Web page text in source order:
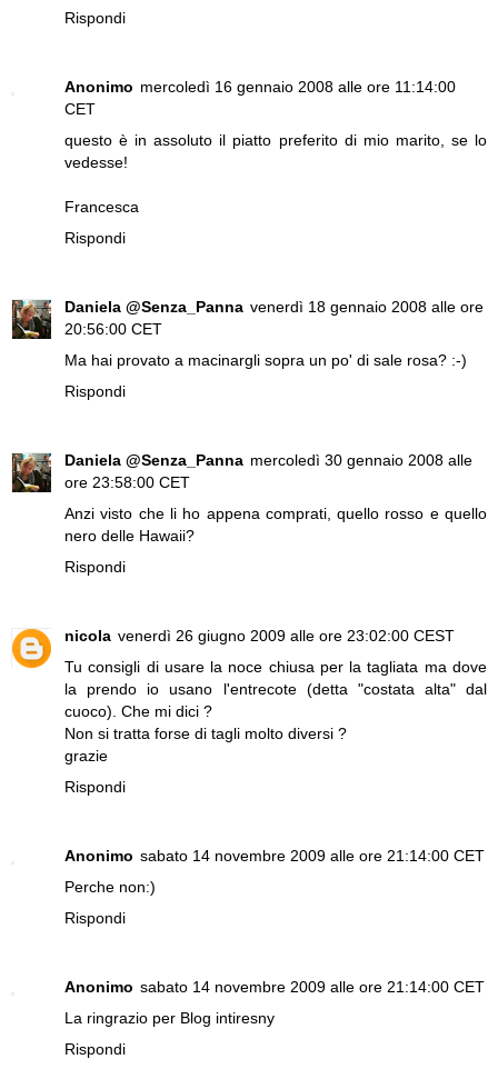
Rispondi
Anonimo mercoledì 16 gennaio 2008 alle ore 11:14:00
CET
questo è in assoluto il piatto preferito di mio marito, se lo
vedesse!
Francesca
Rispondi
Daniela @Senza_Panna venerdì 18 gennaio 2008 alle ore
20:56:00 CET
Ma hai provato a macinargli sopra un po' di sale rosa? :-)
Rispondi
Daniela @Senza_Panna mercoledì 30 gennaio 2008 alle
ore 23:58:00 CET
Anzi visto che li ho appena comprati, quello rosso e quello
nero delle Hawaii?
Rispondi
nicola venerdì 26 giugno 2009 alle ore 23:02:00 CEST
Tu consigli di usare la noce chiusa per la tagliata ma dove
la prendo io usano l'entrecote (detta "costata alta" dal
cuoco). Che mi dici ?
Non si tratta forse di tagli molto diversi ?
grazie
Rispondi
Anonimo sabato 14 novembre 2009 alle ore 21:14:00 CET
Perche non:)
Rispondi
Anonimo sabato 14 novembre 2009 alle ore 21:14:00 CET
La ringrazio per Blog intiresny
Rispondi